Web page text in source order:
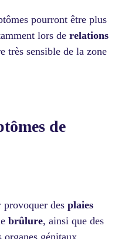
pourront être plus
lors de relations
très sensible de la zone
de
provoquer des plaies
brûlure, ainsi que des
génitaux.